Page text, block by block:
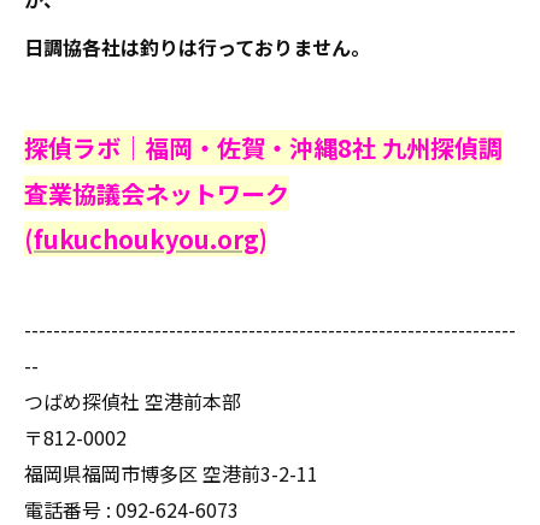
日調協各社は釣りは行っておりません。
探偵ラボ｜福岡・佐賀・沖縄8社 九州探偵調
査業協議会ネットワーク
(fukuchoukyou.org)
--------------------------------------------------------------------
--
つばめ探偵社 空港前本部
〒812-0002
福岡県福岡市博多区 空港前3-2-11
電話番号 : 092-624-6073